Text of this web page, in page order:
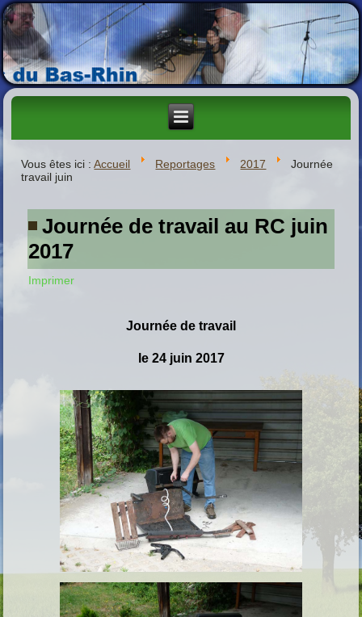
Vous êtes ici :Accueil Reportages 2017
Journée
travail juin
Journée de travail au RC juin
2017
Imprimer
Journée de travail
le 24 juin 2017